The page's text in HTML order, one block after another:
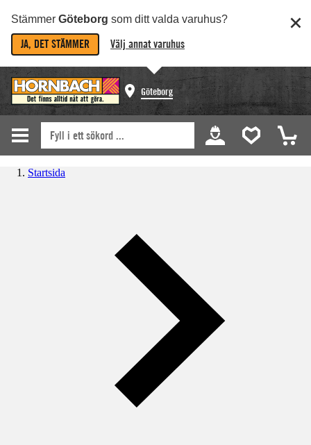
Stämmer Göteborg som ditt valda varuhus?
JA, DET STÄMMER Välj annat varuhus
Göteborg
Startsida